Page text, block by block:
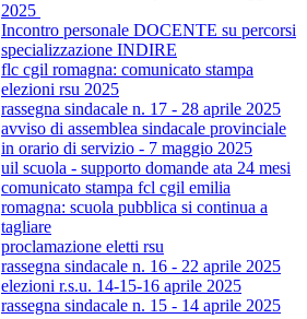
2025
Incontro personale DOCENTE su percorsi
specializzazione INDIRE
flc cgil romagna: comunicato stampa
elezioni rsu 2025
rassegna sindacale n. 17 - 28 aprile 2025
avviso di assemblea sindacale provinciale
in orario di servizio - 7 maggio 2025
uil scuola - supporto domande ata 24 mesi
comunicato stampa fcl cgil emilia
romagna: scuola pubblica si continua a
tagliare
proclamazione eletti rsu
rassegna sindacale n. 16 - 22 aprile 2025
elezioni r.s.u. 14-15-16 aprile 2025
rassegna sindacale n. 15 - 14 aprile 2025